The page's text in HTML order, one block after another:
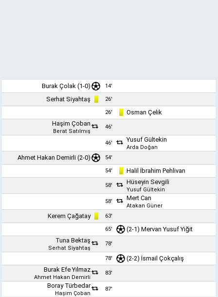
Burak Çolak (1-0) 14'
Serhat Siyahtaş 26'
26'
Osman Çelik
Haşim Çoban
Berat Satılmış
46'
46' Yusuf Gültekin
Arda Doğan
Ahmet Hakan Demirli (2-0) 54'
54' Halil İbrahim Pehlivan
58' Hüseyin Sevgili
Yusuf Gültekin
58'
Mert Can
Atakan Güner
Kerem Çağatay 63'
65' (2-1)Mervan Yusuf Yiğit
Tuna Bektaş
Serhat Siyahtaş
78'
78' (2-2)İsmail Çokçalış
Burak Efe Yılmaz
Ahmet Hakan Demirli
83'
Boray Türbedar
Haşim Çoban
87'